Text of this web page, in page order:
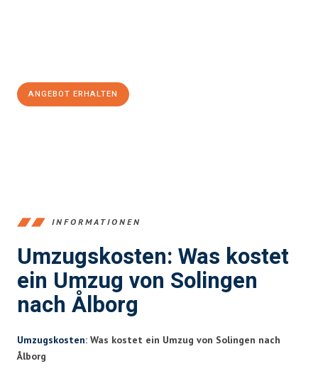
ANGEBOT ERHALTEN
INFORMATIONEN
Umzugskosten: Was kostet
ein Umzug von Solingen
nach Ålborg
Umzugskosten: Was kostet ein Umzug von Solingen nach
Ålborg